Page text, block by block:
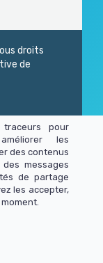
droits
de
pour
les
des contenus
messages
de partage
les accepter,